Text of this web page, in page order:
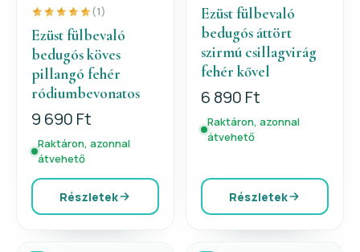
(1)
Ezüst fülbevaló
bedugós köves
pillangó fehér
ródiumbevonatos
9 690 Ft
Raktáron, azonnal
átvehető
Részletek
Ezüst fülbevaló
bedugós áttört
szirmú csillagvirág
fehér kővel
6 890 Ft
Raktáron, azonnal
átvehető
Részletek